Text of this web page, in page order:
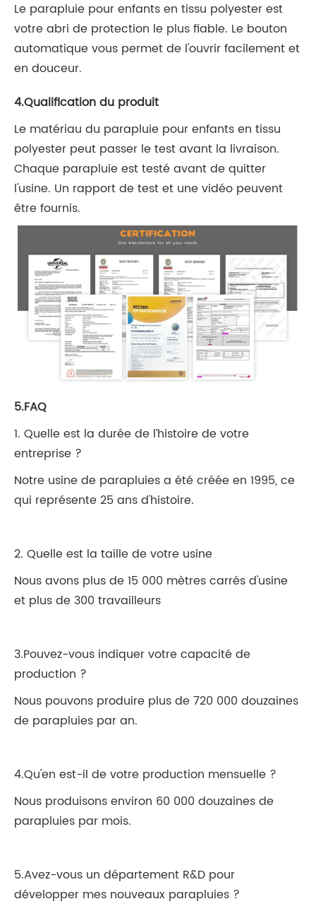
Le parapluie pour enfants en tissu polyester est
votre abri de protection le plus fiable. Le bouton
automatique vous permet de l'ouvrir facilement et
en douceur.
4.Qualification du produit
Le matériau du parapluie pour enfants en tissu
polyester peut passer le test avant la livraison.
Chaque parapluie est testé avant de quitter
l'usine. Un rapport de test et une vidéo peuvent
être fournis.
5.FAQ
1. Quelle est la durée de l’histoire de votre
entreprise ?
Notre usine de parapluies a été créée en 1995, ce
qui représente 25 ans d'histoire.
2. Quelle est la taille de votre usine
Nous avons plus de 15 000 mètres carrés d'usine
et plus de 300 travailleurs
3.Pouvez-vous indiquer votre capacité de
production ?
Nous pouvons produire plus de 720 000 douzaines
de parapluies par an.
4.Qu'en est-il de votre production mensuelle ?
Nous produisons environ 60 000 douzaines de
parapluies par mois.
5.Avez-vous un département R&D pour
développer mes nouveaux parapluies ?